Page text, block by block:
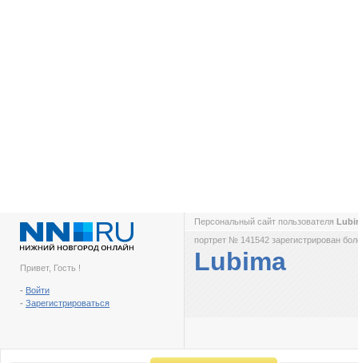
Привет, Гость !
- Войти
- Зарегистрироваться
Персональный сайт пользователя
портрет № 141542 зарегистрирован
Lubima